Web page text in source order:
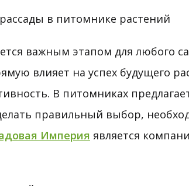
важным этапом для любого
влияет на успех будущего
В питомниках
правильный выбор,
Империя является